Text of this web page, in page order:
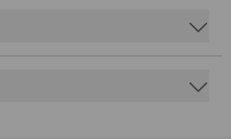
Bitte vor dem
Gewindegrößen zu
Einlage in deinen